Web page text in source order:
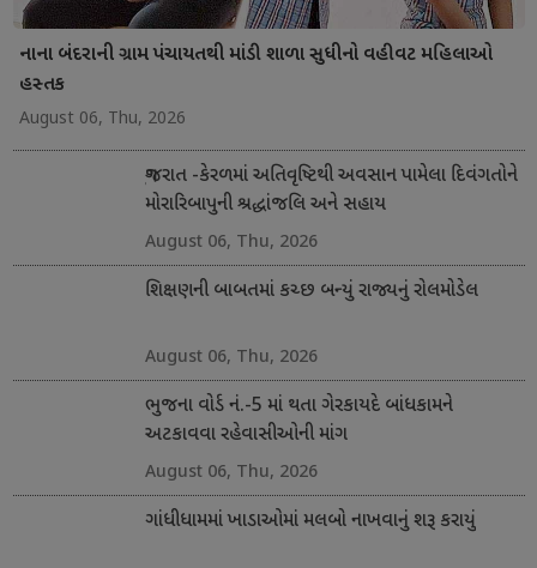
નાના બંદરાની ગ્રામ પંચાયતથી માંડી શાળા સુધીનો વહીવટ મહિલાઓ
હસ્તક
August 06, Thu, 2026
ગુજરાત -કેરળમાં અતિવૃષ્ટિથી અવસાન પામેલા દિવંગતોને
મોરારિબાપુની શ્રદ્ધાંજલિ અને સહાય
August 06, Thu, 2026
શિક્ષણની બાબતમાં કચ્છ બન્યું રાજ્યનું રોલમોડેલ
August 06, Thu, 2026
ભુજના વોર્ડ નં.-5 માં થતા ગેરકાયદે બાંધકામને
અટકાવવા રહેવાસીઓની માંગ
August 06, Thu, 2026
ગાંધીધામમાં ખાડાઓમાં મલબો નાખવાનું શરૂ કરાયું